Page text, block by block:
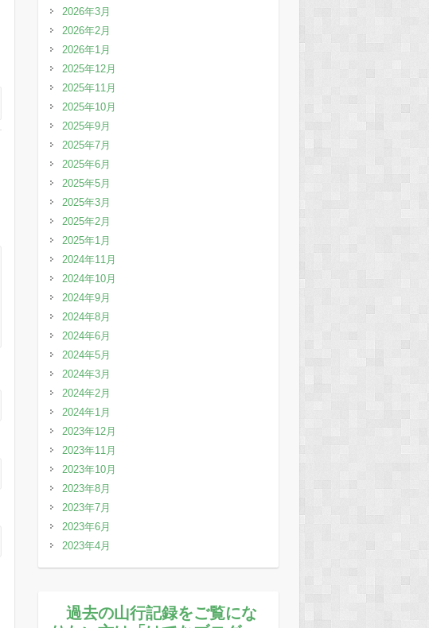
2026年3月
2026年2月
2026年1月
2025年12月
2025年11月
2025年10月
2025年9月
2025年7月
2025年6月
2025年5月
2025年3月
2025年2月
2025年1月
2024年11月
2024年10月
2024年9月
2024年8月
2024年6月
2024年5月
2024年3月
2024年2月
2024年1月
2023年12月
2023年11月
2023年10月
2023年8月
2023年7月
2023年6月
2023年4月
過去の山行記録をご覧にな